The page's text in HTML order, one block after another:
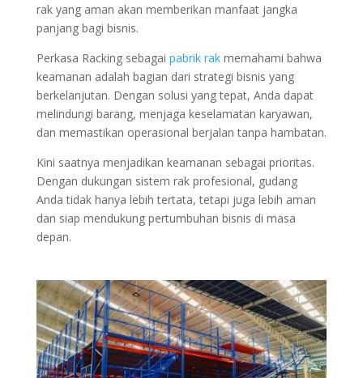
rak yang aman akan memberikan manfaat jangka
panjang bagi bisnis.
Perkasa Racking sebagai pabrik rakmemahami bahwa
keamanan adalah bagian dari strategi bisnis yang
berkelanjutan. Dengan solusi yang tepat, Anda dapat
melindungi barang, menjaga keselamatan karyawan,
dan memastikan operasional berjalan tanpa hambatan.
Kini saatnya menjadikan keamanan sebagai prioritas.
Dengan dukungan sistem rak profesional, gudang
Anda tidak hanya lebih tertata, tetapi juga lebih aman
dan siap mendukung pertumbuhan bisnis di masa
depan.